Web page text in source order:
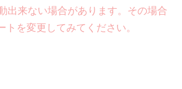
出来ない場合があります。その場合
トを変更してみてください。